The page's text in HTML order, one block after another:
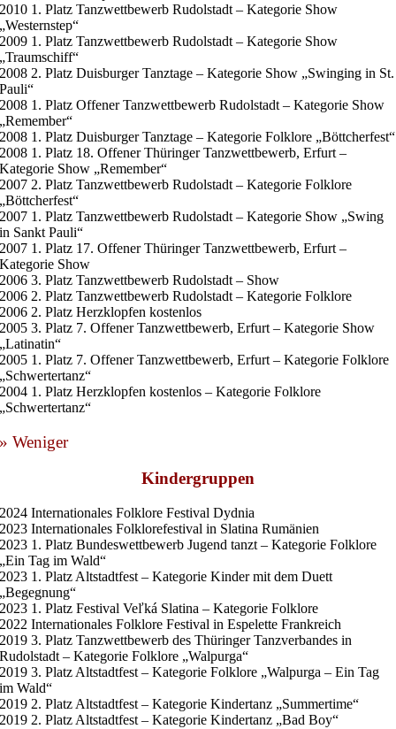
2010 1. Platz Tanzwettbewerb Rudolstadt – Kategorie Show
„Westernstep“
2009 1. Platz Tanzwettbewerb Rudolstadt – Kategorie Show
„Traumschiff“
2008 2. Platz Duisburger Tanztage – Kategorie Show „Swinging in St.
Pauli“
2008 1. Platz Offener Tanzwettbewerb Rudolstadt – Kategorie Show
„Remember“
2008 1. Platz Duisburger Tanztage – Kategorie Folklore „Böttcherfest“
2008 1. Platz 18. Offener Thüringer Tanzwettbewerb, Erfurt –
Kategorie Show „Remember“
2007 2. Platz Tanzwettbewerb Rudolstadt – Kategorie Folklore
„Böttcherfest“
2007 1. Platz Tanzwettbewerb Rudolstadt – Kategorie Show „Swing
in Sankt Pauli“
2007 1. Platz 17. Offener Thüringer Tanzwettbewerb, Erfurt –
Kategorie Show
2006 3. Platz Tanzwettbewerb Rudolstadt – Show
2006 2. Platz Tanzwettbewerb Rudolstadt – Kategorie Folklore
2006 2. Platz Herzklopfen kostenlos
2005 3. Platz 7. Offener Tanzwettbewerb, Erfurt – Kategorie Show
„Latinatin“
2005 1. Platz 7. Offener Tanzwettbewerb, Erfurt – Kategorie Folklore
„Schwertertanz“
2004 1. Platz Herzklopfen kostenlos – Kategorie Folklore
„Schwertertanz“
» Weniger
Kindergruppen
2024 Internationales Folklore Festival Dydnia
2023 Internationales Folklorefestival in Slatina Rumänien
2023 1. Platz Bundeswettbewerb Jugend tanzt – Kategorie Folklore
„Ein Tag im Wald“
2023 1. Platz Altstadtfest – Kategorie Kinder mit dem Duett
„Begegnung“
2023 1. Platz Festival Veľká Slatina – Kategorie Folklore
2022 Internationales Folklore Festival in Espelette Frankreich
2019 3. Platz Tanzwettbewerb des Thüringer Tanzverbandes in
Rudolstadt – Kategorie Folklore „Walpurga“
2019 3. Platz Altstadtfest – Kategorie Folklore „Walpurga – Ein Tag
im Wald“
2019 2. Platz Altstadtfest – Kategorie Kindertanz „Summertime“
2019 2. Platz Altstadtfest – Kategorie Kindertanz „Bad Boy“